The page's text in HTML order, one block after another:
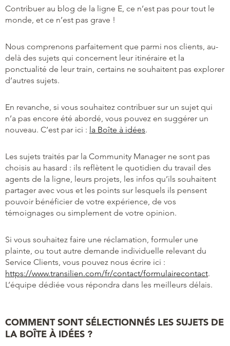
Contribuer au blog de la ligne E, ce n’est pas pour tout le
monde, et ce n’est pas grave !
Nous comprenons parfaitement que parmi nos clients, au-
delà des sujets qui concernent leur itinéraire et la
ponctualité de leur train, certains ne souhaitent pas explorer
d’autres sujets.
En revanche, si vous souhaitez contribuer sur un sujet qui
n’a pas encore été abordé, vous pouvez en suggérer un
nouveau. C’est par ici : la Boîte à idées.
Les sujets traités par la Community Manager ne sont pas
choisis au hasard : ils reflètent le quotidien du travail des
agents de la ligne, leurs projets, les infos qu’ils souhaitent
partager avec vous et les points sur lesquels ils pensent
pouvoir bénéficier de votre expérience, de vos
témoignages ou simplement de votre opinion.
Si vous souhaitez faire une réclamation, formuler une
plainte, ou tout autre demande individuelle relevant du
Service Clients, vous pouvez nous écrire ici :
https://www.transilien.com/fr/contact/formulairecontact.
L’équipe dédiée vous répondra dans les meilleurs délais.
COMMENT SONT SÉLECTIONNÉS LES SUJETS DE
LA BOÎTE À IDÉES ?